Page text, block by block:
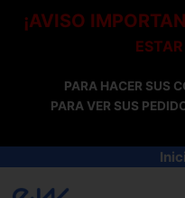
¡AVISO
PARA HACER SUS
PARA VER SUS